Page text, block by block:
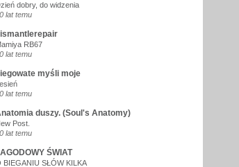
dobry, do widzenia
lat temu
RB67
lat temu
myśli moje
lat temu
duszy. (Soul's Anatomy)
Post.
lat temu
ŚWIAT
BIEGANIU SŁÓW KILKA